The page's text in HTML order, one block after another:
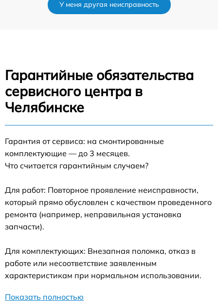
У меня другая неисправность
Гарантийные обязательства
сервисного центра в
Челябинске
Гарантия от сервиса: на смонтированные
комплектующие — до 3 месяцев.
Что считается гарантийным случаем?
Для работ: Повторное проявление неисправности,
который прямо обусловлен с качеством проведенного
ремонта (например, неправильная установка
запчасти).
Для комплектующих: Внезапная поломка, отказ в
работе или несоответствие заявленным
характеристикам при нормальном использовании.
Показать полностью